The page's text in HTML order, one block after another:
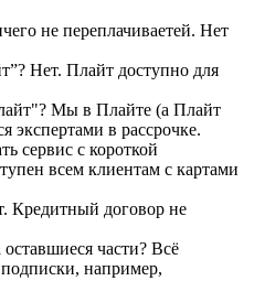
не переплачиваетей. Нет
Нет. Плайт доступно для
Мы в Плайте (а Плайт
экспертами в рассрочке.
сервис с короткой
всем клиентам с картами
Кредитный договор не
части? Всё
подписки, например,